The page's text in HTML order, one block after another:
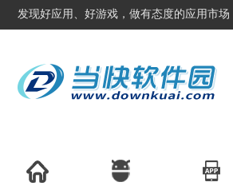
发现好应用、好游戏，做有态度的应用市场